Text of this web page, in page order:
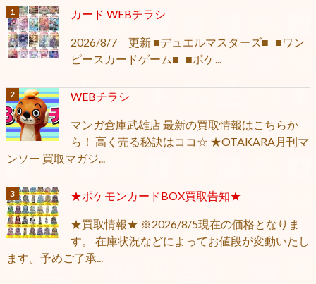
カード WEBチラシ
2026/8/7 更新 ■デュエルマスターズ■ ■ワン
ピースカードゲーム■ ■ポケ...
WEBチラシ
マンガ倉庫武雄店 最新の買取情報はこちらか
ら！ 高く売る秘訣はココ☆ ★OTAKARA月刊マ
ンソー 買取マガジ...
★ポケモンカードBOX買取告知★
★買取情報★ ※2026/8/5現在の価格となりま
す。 在庫状況などによってお値段が変動いたし
ます。予めご了承...